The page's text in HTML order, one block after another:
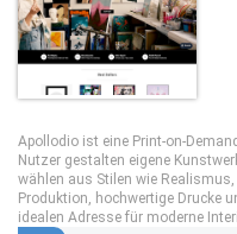
Apollodio ist eine Print-on-
Nutzer gestalten eigene
wählen aus Stilen wie
Produktion, hochwertige Drucke
idealen Adresse für moderne